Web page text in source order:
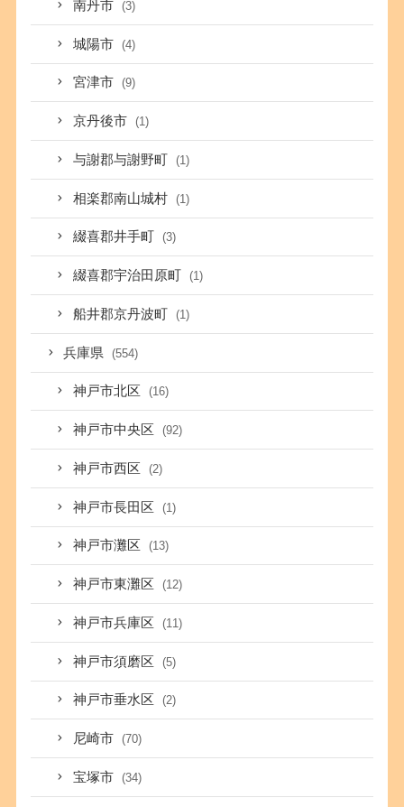
南丹市 (3)
城陽市 (4)
宮津市 (9)
京丹後市 (1)
与謝郡与謝野町 (1)
相楽郡南山城村 (1)
綴喜郡井手町 (3)
綴喜郡宇治田原町 (1)
船井郡京丹波町 (1)
兵庫県 (554)
神戸市北区 (16)
神戸市中央区 (92)
神戸市西区 (2)
神戸市長田区 (1)
神戸市灘区 (13)
神戸市東灘区 (12)
神戸市兵庫区 (11)
神戸市須磨区 (5)
神戸市垂水区 (2)
尼崎市 (70)
宝塚市 (34)